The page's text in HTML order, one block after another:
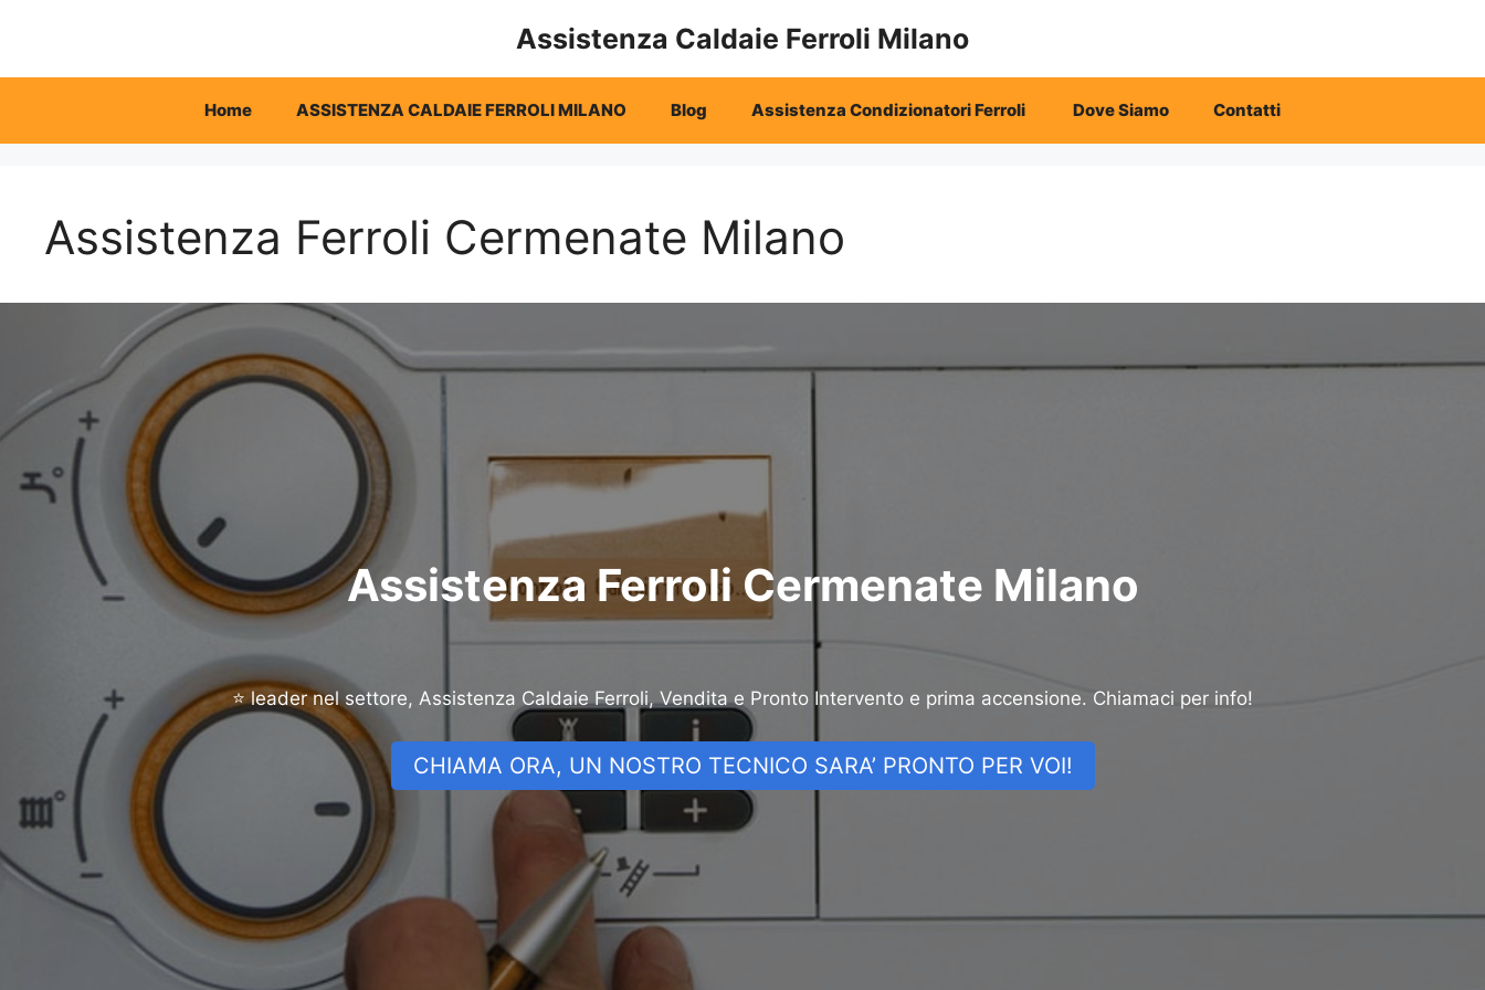
Assistenza Caldaie Ferroli Milano
Home ASSISTENZA CALDAIE FERROLI MILANO Blog Assistenza Condizionatori Ferroli Dove Siamo Contatti
Assistenza Ferroli Cermenate Milano
Assistenza Ferroli Cermenate Milano
⭐ leader nel settore, Assistenza Caldaie Ferroli, Vendita e Pronto Intervento e prima accensione. Chiamaci per info!
CHIAMA ORA, UN NOSTRO TECNICO SARA’ PRONTO PER VOI!